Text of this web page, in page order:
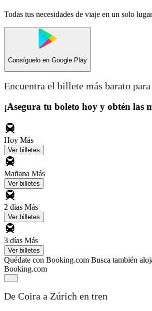
Todas tus necesidades de viaje en un solo lugar
Consíguelo en Google Play
Encuentra el billete más barato
¡Asegura tu boleto hoy y obtén las
Hoy Más
Ver billetes
Mañana Más
Ver billetes
2 días Más
Ver billetes
3 días Más
Ver billetes
Quédate con Booking.com Busca también
Booking.com
De Coira a Zúrich en tren